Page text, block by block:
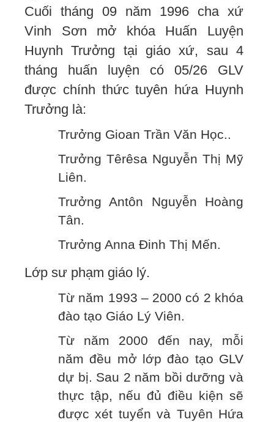
Cuối tháng 09 năm 1996 cha xứ
Vinh Sơn mở khóa Huấn Luyện
Huynh Trưởng tại giáo xứ, sau 4
tháng huấn luyện có 05/26 GLV
được chính thức tuyên hứa Huynh
Trưởng là:
Trưởng Gioan Trần Văn Học..
Trưởng Têrêsa Nguyễn Thị Mỹ
Liên.
Trưởng Antôn Nguyễn Hoàng
Tân.
Trưởng Anna Đinh Thị Mến.
Lớp sư phạm giáo lý.
Từ năm 1993 – 2000 có 2 khóa
đào tạo Giáo Lý Viên.
Từ năm 2000 đến nay, mỗi
năm đều mở lớp đào tạo GLV
dự bị. Sau 2 năm bồi dưỡng và
thực tập, nếu đủ điều kiện sẽ
được xét tuyển và Tuyên Hứa